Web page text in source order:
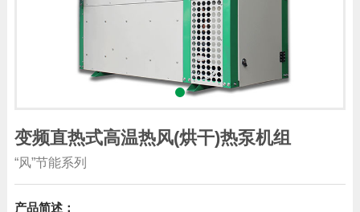
变频直热式高温热风(烘干)热泵机组
“风”节能系列
产品简述：